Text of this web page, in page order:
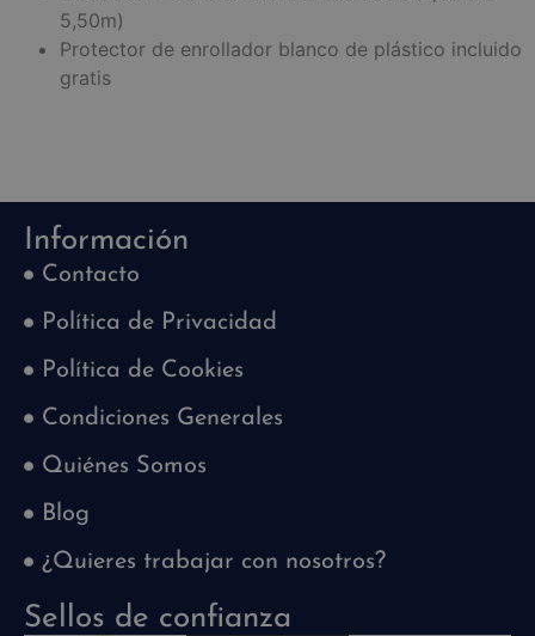
5,50m)
Protector de enrollador blanco de plástico incluido
gratis
Información
Contacto
Política de Privacidad
Política de Cookies
Condiciones Generales
Quiénes Somos
Blog
¿Quieres trabajar con nosotros?
Sellos de confianza